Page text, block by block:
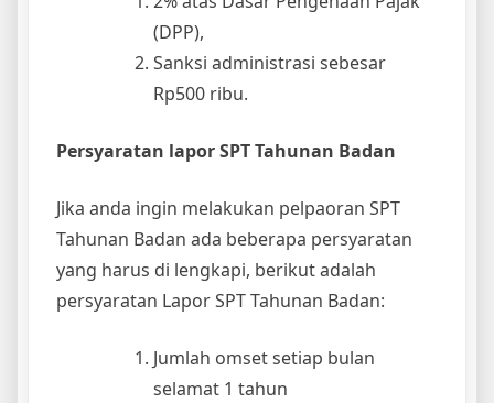
(DPP),
Sanksi administrasi sebesar
Rp500 ribu.
Persyaratan lapor SPT Tahunan Badan
Jika anda ingin melakukan pelpaoran SPT
Tahunan Badan ada beberapa persyaratan
yang harus di lengkapi, berikut adalah
persyaratan Lapor SPT Tahunan Badan:
Jumlah omset setiap bulan
selamat 1 tahun